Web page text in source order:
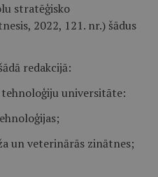
stratēģisko
2022, 121. nr.) šādus
redakcijā:
universitāte:
un veterinārās zinātnes;